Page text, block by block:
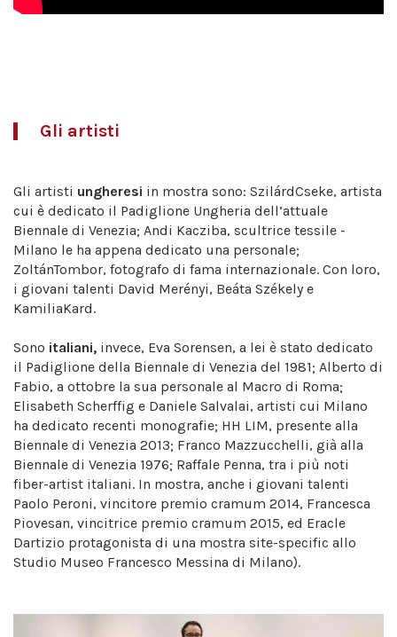
Gli artisti
Gli artisti ungheresi in mostra sono: SzilárdCseke, artista
cui è dedicato il Padiglione Ungheria dell’attuale
Biennale di Venezia; Andi Kacziba, scultrice tessile -
Milano le ha appena dedicato una personale;
ZoltánTombor, fotografo di fama internazionale. Con loro,
i giovani talenti David Merényi, Beáta Székely e
KamiliaKard.
Sono italiani, invece, Eva Sorensen, a lei è stato dedicato
il Padiglione della Biennale di Venezia del 1981; Alberto di
Fabio, a ottobre la sua personale al Macro di Roma;
Elisabeth Scherffig e Daniele Salvalai, artisti cui Milano
ha dedicato recenti monografie; HH LIM, presente alla
Biennale di Venezia 2013; Franco Mazzucchelli, già alla
Biennale di Venezia 1976; Raffale Penna, tra i più noti
fiber-artist italiani. In mostra, anche i giovani talenti
Paolo Peroni, vincitore premio cramum 2014, Francesca
Piovesan, vincitrice premio cramum 2015, ed Eracle
Dartizio protagonista di una mostra site-specific allo
Studio Museo Francesco Messina di Milano).